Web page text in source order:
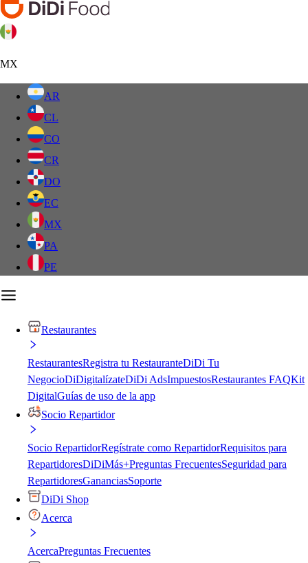
MX
AR
CL
CO
CR
DO
EC
MX
PA
PE
Restaurantes
RestaurantesRegistra tu RestauranteDiDi Tu
NegocioDiDigitalízateDiDi AdsImpuestosRestaurantes FAQKit
DigitalGuías de uso de la app
Socio Repartidor
Socio RepartidorRegístrate como RepartidorRequisitos para
RepartidoresDiDiMás+Preguntas FrecuentesSeguridad para
RepartidoresGananciasSoporte
DiDi Shop
Acerca
AcercaPreguntas Frecuentes